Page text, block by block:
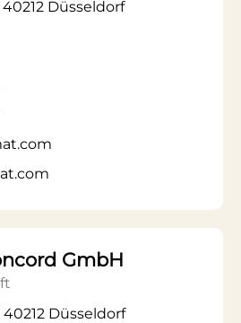
Düsseldorf
GmbH
Düsseldorf